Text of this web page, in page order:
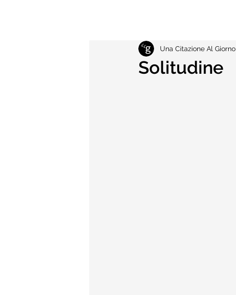
Solitudine
Una Citazione Al Giorno